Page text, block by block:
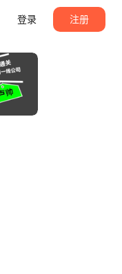
登录 注册
关注